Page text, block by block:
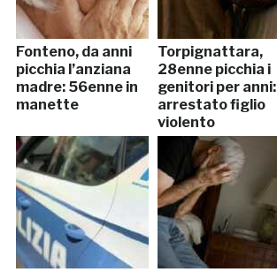
Fonteno, da anni
picchia l’anziana
madre: 56enne in
manette
Torpignattara,
28enne picchia i
genitori per anni:
arrestato figlio
violento